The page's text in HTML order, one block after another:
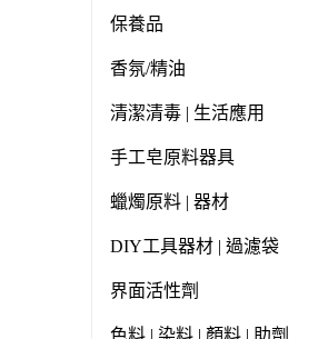
保養品
香氛/精油
清潔清毒 | 生活應用
手工皂原料器具
蠟燭原料 | 器材
DIY工具器材 | 過濾袋
界面活性劑
色料 | 染料 | 顏料 | 助劑